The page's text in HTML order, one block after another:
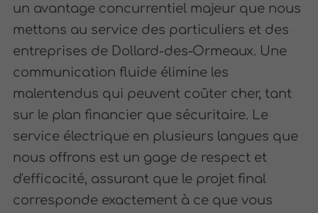
un avantage concurrentiel majeur que nous
mettons au service des particuliers et des
entreprises de Dollard-des-Ormeaux. Une
communication fluide élimine les
malentendus qui peuvent coûter cher, tant
sur le plan financier que sécuritaire. Le
service électrique en plusieurs langues que
nous offrons est un gage de respect et
d'efficacité, assurant que le projet final
corresponde exactement à ce que vous